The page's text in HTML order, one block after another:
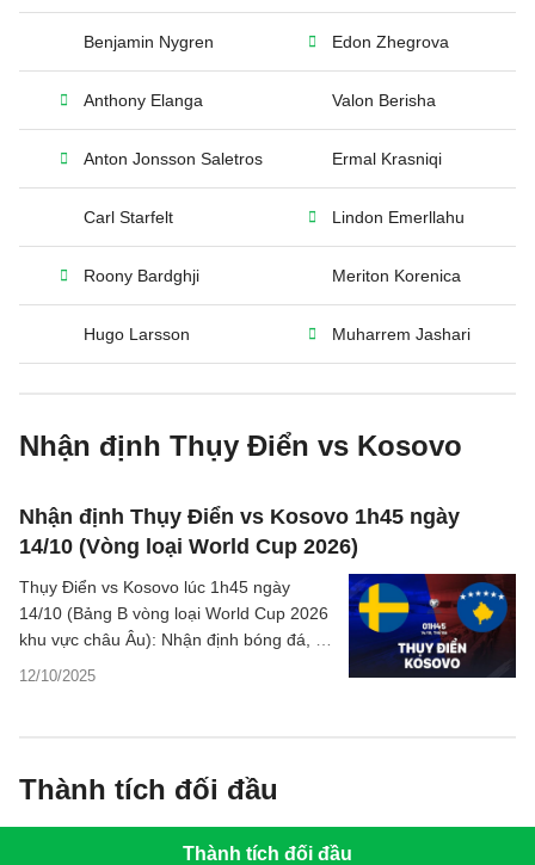
Benjamin Nygren Edon Zhegrova
Anthony Elanga Valon Berisha
Anton Jonsson Saletros Ermal Krasniqi
Carl Starfelt Lindon Emerllahu
Roony Bardghji Meriton Korenica
Hugo Larsson Muharrem Jashari
Nhận định Thụy Điển vs Kosovo
Nhận định Thụy Điển vs Kosovo 1h45 ngày
14/10 (Vòng loại World Cup 2026)
12/10/2025
Thụy Điển vs Kosovo lúc 1h45 ngày
14/10 (Bảng B vòng loại World Cup 2026
khu vực châu Âu): Nhận định bóng đá, ý
kiến chuyên gia, dự đoán kết quả, phân
Thành tích đối đầu
Thành tích đối đầu